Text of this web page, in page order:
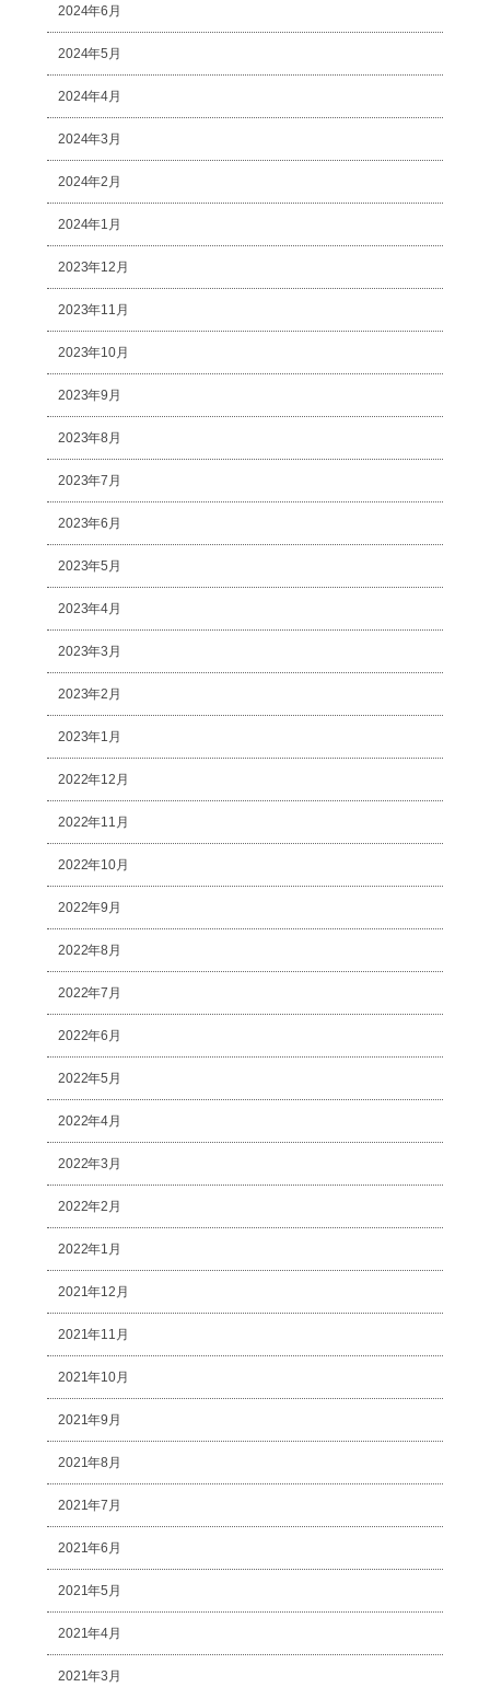
2024年6月
2024年5月
2024年4月
2024年3月
2024年2月
2024年1月
2023年12月
2023年11月
2023年10月
2023年9月
2023年8月
2023年7月
2023年6月
2023年5月
2023年4月
2023年3月
2023年2月
2023年1月
2022年12月
2022年11月
2022年10月
2022年9月
2022年8月
2022年7月
2022年6月
2022年5月
2022年4月
2022年3月
2022年2月
2022年1月
2021年12月
2021年11月
2021年10月
2021年9月
2021年8月
2021年7月
2021年6月
2021年5月
2021年4月
2021年3月